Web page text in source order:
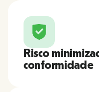
Risco
conformidade